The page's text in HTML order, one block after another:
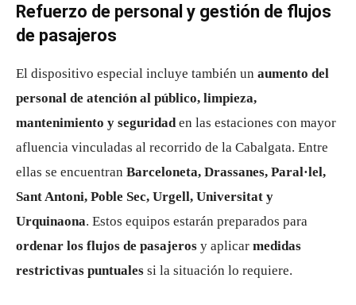
Refuerzo de personal y gestión de flujos
de pasajeros
El dispositivo especial incluye también un aumento del
personal de atención al público, limpieza,
mantenimiento y seguridaden las estaciones con mayor
afluencia vinculadas al recorrido de la Cabalgata. Entre
ellas se encuentran Barceloneta, Drassanes, Paral·lel,
Sant Antoni, Poble Sec, Urgell, Universitat y
Urquinaona. Estos equipos estarán preparados para
ordenar los flujos de pasajeros y aplicar medidas
restrictivas puntuales si la situación lo requiere.